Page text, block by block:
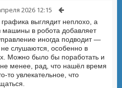
2026 12:15
выглядит неплохо, а
в робота добавляет
иногда подводит —
слушаются, особенно в
Можно было бы поработать и
менее, рад, что нашёл время
то увлекательное, что